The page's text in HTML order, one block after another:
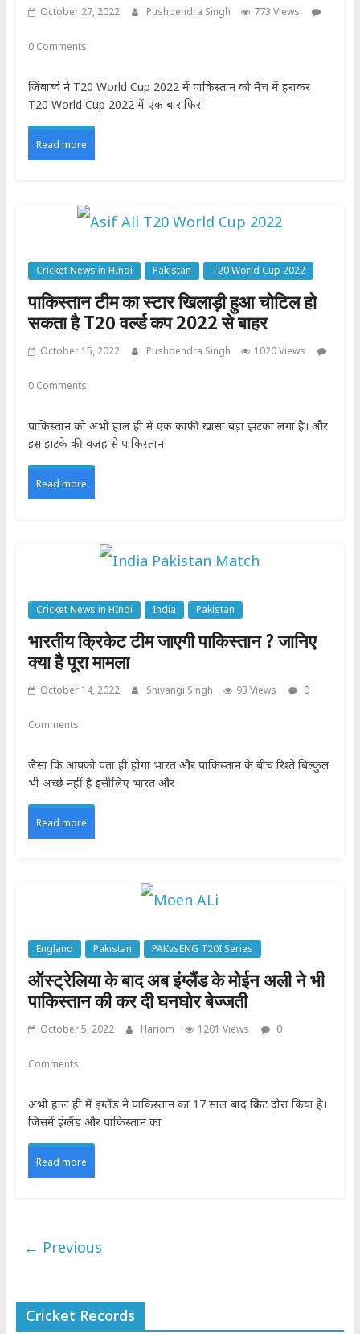
October 27, 2022 Pushpendra Singh 773 Views
0 Comments
जिंबाब्वे ने T20 World Cup 2022 में पाकिस्तान को मैच में हराकर
T20 World Cup 2022 में एक बार फिर
Read more
Cricket News in HIndi Pakistan T20 World Cup 2022
पाकिस्तान टीम का स्टार खिलाड़ी हुआ चोटिल हो
सकता है T20 वर्ल्ड कप 2022 से बाहर
October 15, 2022 Pushpendra Singh 1020 Views
0 Comments
पाकिस्तान को अभी हाल ही में एक काफी खासा बड़ा झटका लगा है। और
इस झटके की वजह से पाकिस्तान
Read more
Cricket News in HIndi India Pakistan
भारतीय क्रिकेट टीम जाएगी पाकिस्तान ? जानिए
क्या है पूरा मामला
October 14, 2022 Shivangi Singh 93 Views 0
Comments
जैसा कि आपको पता ही होगा भारत और पाकिस्तान के बीच रिश्ते बिल्कुल
भी अच्छे नहीं है इसीलिए भारत और
Read more
England Pakistan PAKvsENG T20I Series
ऑस्ट्रेलिया के बाद अब इंग्लैंड के मोईन अली ने भी
पाकिस्तान की कर दी घनघोर बेज्जती
October 5, 2022 Hariom 1201 Views 0
Comments
अभी हाल ही में इंग्लैंड ने पाकिस्तान का 17 साल बाद क्रिकेट दौरा किया है।
जिसमें इंग्लैंड और पाकिस्तान का
Read more
← Previous
Cricket Records